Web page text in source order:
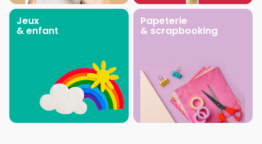
Jeux
& enfant
Papeterie
& scrapbooking